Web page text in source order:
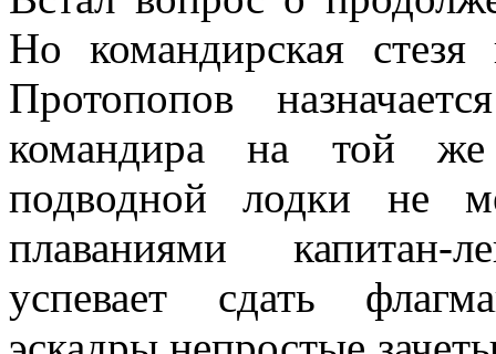
Но командирская
Протопопов
командира на той
подводной лодки не
плаваниями
успевает сдать